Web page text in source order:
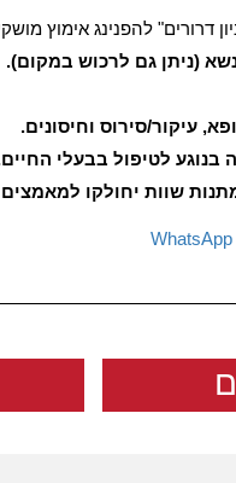
דרורים" להפנינג אימוץ
(ניתן גם לרכוש במקום).
עיקור/סירוס וחיסונים.
בנוגע לטיפול בבעלי
שוות יחולקו למאמצים